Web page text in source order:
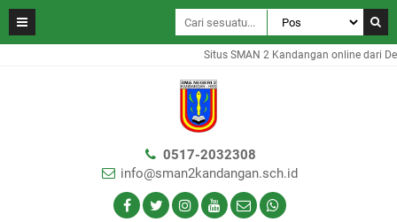
Situs SMAN 2 Kandangan online dari
0517-2032308
info@sman2kandangan.sch.id